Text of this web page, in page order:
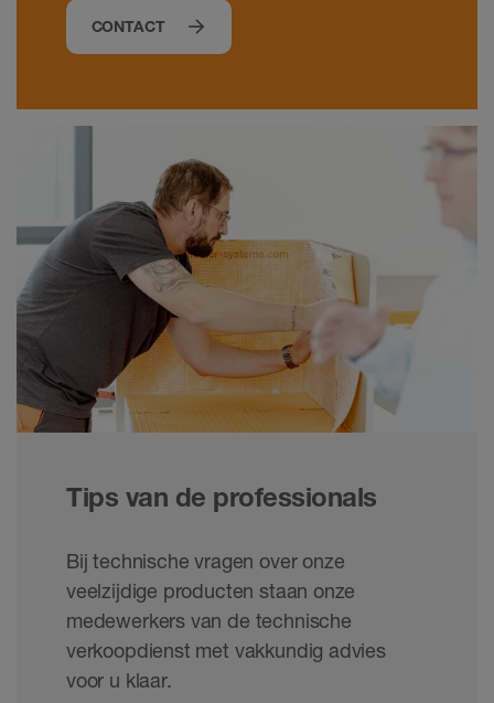
CONTACT
Tips van de professionals
Bij technische vragen over onze
veelzijdige producten staan onze
medewerkers van de technische
verkoopdienst met vakkundig advies
voor u klaar.